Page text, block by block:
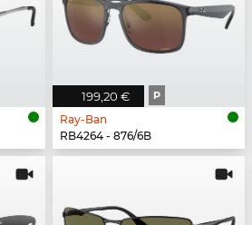
199,20 € P
Ray-Ban
RB4264 - 876/6B